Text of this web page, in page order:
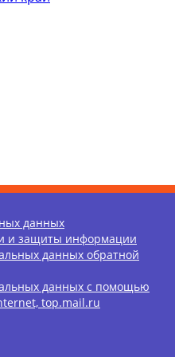
данных
и защиты информации
данных обратной
данных с помощью
top.mail.ru